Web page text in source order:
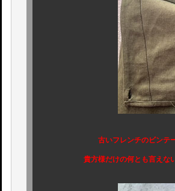
古いフレンチのビンテ
貴方様だけの何とも言えない、経